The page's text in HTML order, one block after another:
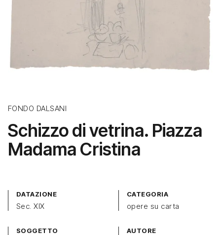
FONDO DALSANI
Schizzo di vetrina. Piazza
Madama Cristina
DATAZIONE
Sec. XIX
CATEGORIA
opere su carta
SOGGETTO AUTORE